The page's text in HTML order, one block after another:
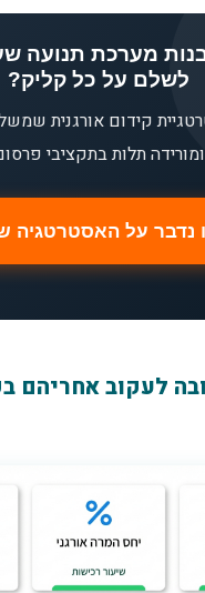
מערכת תנועה
לשלם על כל קליק?
קידום אורגנית
ומורידה תלות בתקציבי
נדבר על האסטרטגיה
לעקוב אחריהם